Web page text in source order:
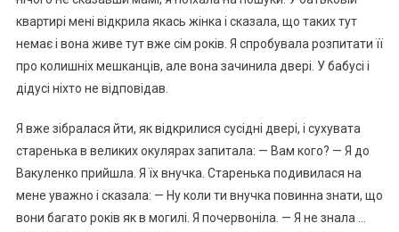
квартирі мені відкрила якась жінка і сказала, що таких тут
немає і вона живе тут вже сім років. Я спробувала розпитати її
про колишніх мешканців, але вона зачинила двері. У бабусі і
дідусі ніхто не відповідав.
Я вже зібралася йти, як відкрилися сусідні двері, і сухувата
старенька в великих окулярах запитала: — Вам кого? — Я до
Вакуленко прийшла. Я їх внучка. Старенька подивилася на
мене уважно і сказала: — Ну коли ти внучка повинна знати, що
вони багато років як в могилі. Я почервоніла. — Я не знала …